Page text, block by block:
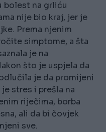
bolest na grliću
nije bio kraj, jer je
Prema njenim
simptome, a šta
je na
što je uspjela da
je da promijeni
stres i prešla na
riječima, borba
ali da bi čovjek
sve.